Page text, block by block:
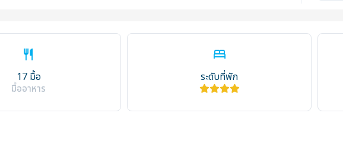
restaurant
17 มื้อ
มื้ออาหาร
bed
ระดับที่พัก